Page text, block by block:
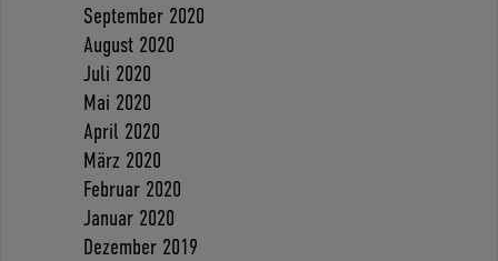
September 2020
August 2020
Juli 2020
Mai 2020
April 2020
März 2020
Februar 2020
Januar 2020
Dezember 2019